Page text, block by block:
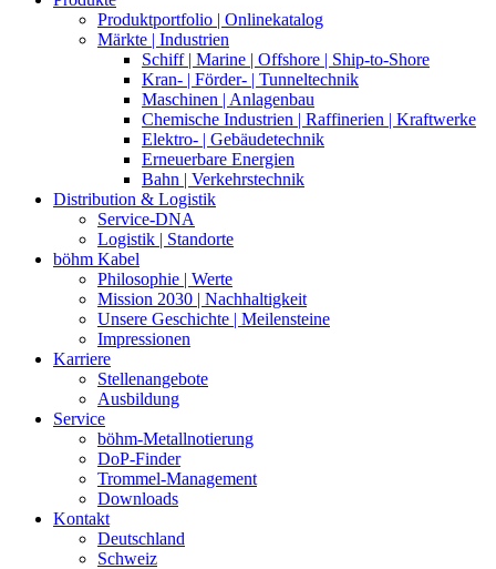
Produktportfolio | Onlinekatalog
Märkte | Industrien
Schiff | Marine | Offshore | Ship-to-Shore
Kran- | Förder- | Tunneltechnik
Maschinen | Anlagenbau
Chemische Industrien | Raffinerien | Kraftwerke
Elektro- | Gebäudetechnik
Erneuerbare Energien
Bahn | Verkehrstechnik
Distribution & Logistik
Service-DNA
Logistik | Standorte
böhm Kabel
Philosophie | Werte
Mission 2030 | Nachhaltigkeit
Unsere Geschichte | Meilensteine
Impressionen
Karriere
Stellenangebote
Ausbildung
Service
böhm-Metallnotierung
DoP-Finder
Trommel-Management
Downloads
Kontakt
Deutschland
Schweiz